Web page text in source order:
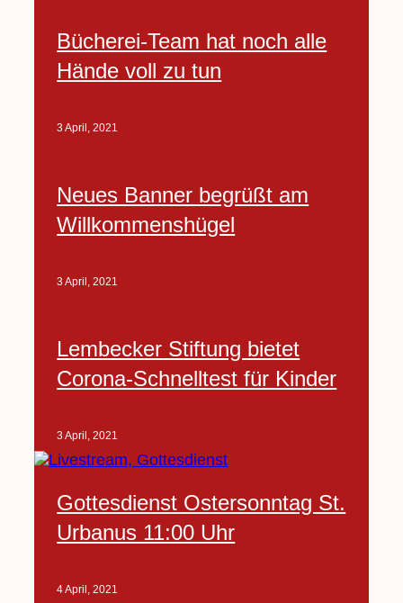
Bücherei-Team hat noch alle
Hände voll zu tun
3 April, 2021
Neues Banner begrüßt am
Willkommenshügel
3 April, 2021
Lembecker Stiftung bietet
Corona-Schnelltest für Kinder
3 April, 2021
Gottesdienst Ostersonntag St.
Urbanus 11:00 Uhr
4 April, 2021